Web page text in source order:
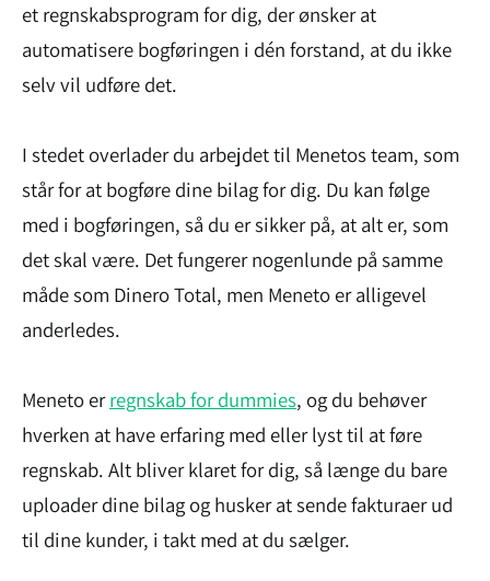
et regnskabsprogram for dig, der ønsker at
automatisere bogføringen i dén forstand, at du ikke
selv vil udføre det.
I stedet overlader du arbejdet til Menetos team, som
står for at bogføre dine bilag for dig. Du kan følge
med i bogføringen, så du er sikker på, at alt er, som
det skal være. Det fungerer nogenlunde på samme
måde som Dinero Total, men Meneto er alligevel
anderledes.
Meneto erregnskab for dummies, og du behøver
hverken at have erfaring med eller lyst til at føre
regnskab. Alt bliver klaret for dig, så længe du bare
uploader dine bilag og husker at sende fakturaer ud
til dine kunder, i takt med at du sælger.